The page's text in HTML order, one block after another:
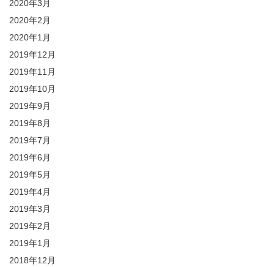
2020年3月
2020年2月
2020年1月
2019年12月
2019年11月
2019年10月
2019年9月
2019年8月
2019年7月
2019年6月
2019年5月
2019年4月
2019年3月
2019年2月
2019年1月
2018年12月